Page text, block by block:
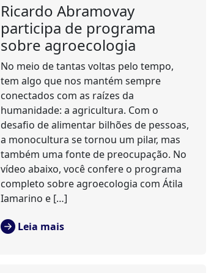
Ricardo Abramovay
participa de programa
sobre agroecologia
No meio de tantas voltas pelo tempo,
tem algo que nos mantém sempre
conectados com as raízes da
humanidade: a agricultura. Com o
desafio de alimentar bilhões de pessoas,
a monocultura se tornou um pilar, mas
também uma fonte de preocupação. No
vídeo abaixo, você confere o programa
completo sobre agroecologia com Átila
Iamarino e […]
Leia mais